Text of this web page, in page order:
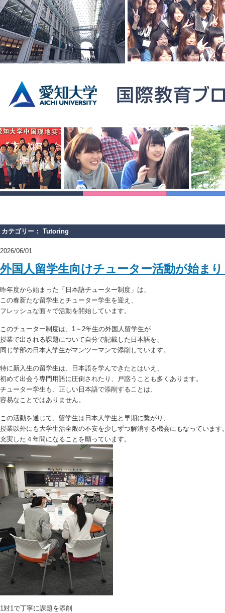
カテゴリー： Tutoring
2026/06/01
外国人留学生向けチューター活動が始ま
昨年度から始まった「日本語チューター制度」は、
この春新たな留学生とチューター学生を迎え、
フレッシュな面々で活動を開始しています。
このチューター制度は、1～2年生の外国人留学生が
授業で出される課題について自分で記載した日本語を、
同じ学部の日本人学生がマンツーマンで添削しています。
特に新入生の留学生は、日本語を学んできたとはいえ、
初めて出会う専門用語に圧倒されたり、戸惑うことも多くあります。
チューター学生も、正しい日本語で添削することは、
容易なことではありません。
この活動を通じて、留学生は日本人学生と早期に繋がり、
授業以外にも大学生活全般の不安を少しずつ解消する機会にもなっています
充実した４年間になることを願っています。
1対1で丁寧に課題を添削